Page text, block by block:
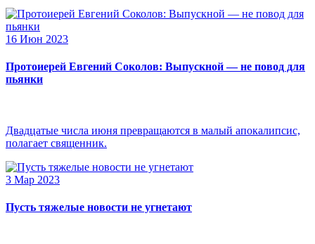
16 Июн 2023
Протоиерей Евгений Соколов: Выпускной — не повод для
пьянки
Двадцатые числа июня превращаются в малый апокалипсис,
полагает священник.
3 Мар 2023
Пусть тяжелые новости не угнетают